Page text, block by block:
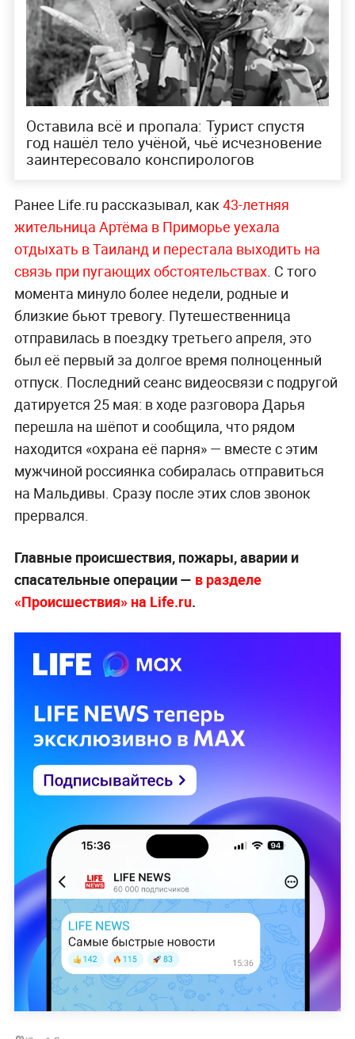
Оставила всё и пропала: Турист спустя
год нашёл тело учёной, чьё исчезновение
заинтересовало конспирологов
Ранее Life.ru рассказывал, как43-летняя
жительница Артёма в Приморье уехала
отдыхать в Таиланд и перестала выходить на
связь при пугающих обстоятельствах. С того
момента минуло более недели, родные и
близкие бьют тревогу. Путешественница
отправилась в поездку третьего апреля, это
был её первый за долгое время полноценный
отпуск. Последний сеанс видеосвязи с подругой
датируется 25 мая: в ходе разговора Дарья
перешла на шёпот и сообщила, что рядом
находится «охрана её парня» — вместе с этим
мужчиной россиянка собиралась отправиться
на Мальдивы. Сразу после этих слов звонок
прервался.
Главные происшествия, пожары, аварии и
спасательные операции — в разделе
«Происшествия» на Life.ru.